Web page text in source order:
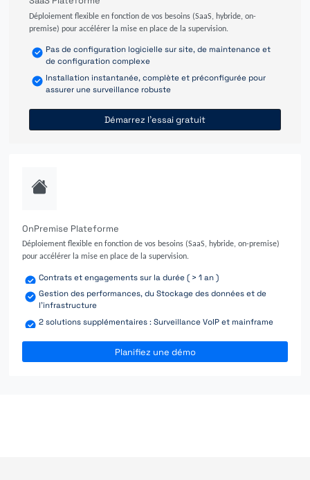
Déploiement flexible en fonction de vos besoins (SaaS, hybride, on-
premise) pour accélérer la mise en place de la supervision.
Pas de configuration logicielle sur site, de maintenance et
de configuration complexe
Installation instantanée, complète et préconfigurée pour
assurer une surveillance robuste
Démarrez l'essai gratuit
OnPremise Plateforme
Déploiement flexible en fonction de vos besoins (SaaS, hybride, on-premise)
pour accélérer la mise en place de la supervision.
Contrats et engagements sur la durée ( > 1 an )
Gestion des performances, du Stockage des données et de
l'infrastructure
2 solutions supplémentaires : Surveillance VoIP et mainframe
Planifiez une démo